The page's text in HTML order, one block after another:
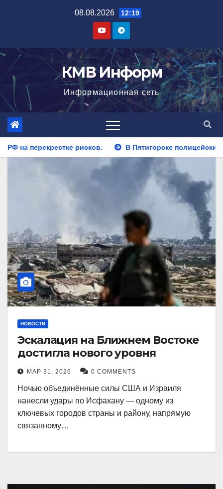
08.08.2026 12:19
КМВ Информ
Информационная сеть
В Пятигорске полицейские задержали закладчика,
НОВОСТИ
Эскалация на Ближнем Востоке
достигла нового уровня
МАР 31, 2026 0 COMMENTS
Ночью объединённые силы США и Израиля
нанесли удары по Исфахану — одному из
ключевых городов страны и району, напрямую
связанному…